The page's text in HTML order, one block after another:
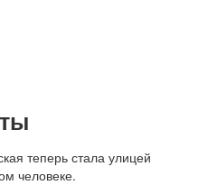
теперь стала улицей
человеке.